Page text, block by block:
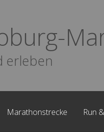
erleben
Marathonstrecke Run